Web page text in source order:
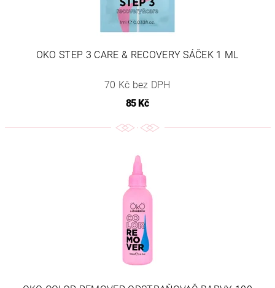
OKO STEP 3 CARE & RECOVERY SÁČEK 1 ML
70 Kč bez DPH
85 Kč